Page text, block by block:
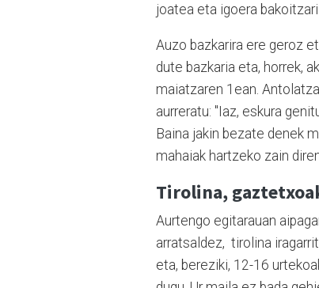
joatea eta igoera bakoitzari
Auzo bazkarira ere geroz
dute bazkaria eta, horrek,
maiatzaren 1ean.
aurreratu: "Iaz, eskura
Baina jakin bezate denek
mahaiak hartzeko zain
Tirolina,
Aurtengo egitarauan
arratsaldez, tirolina
eta, bereziki, 12-16